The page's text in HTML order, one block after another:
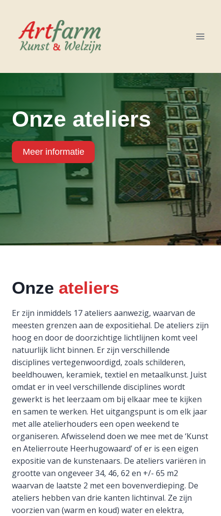
inhoud
Onze ateliers
Meer informatie
Onze ateliers
Er zijn inmiddels 17 ateliers aanwezig, waarvan de
meesten grenzen aan de expositiehal. De ateliers zijn
hoog en door de doorzichtige lichtlijnen komt veel
natuurlijk licht binnen. Er zijn verschillende
disciplines vertegenwoordigd, zoals schilderen,
beeldhouwen, keramiek, textiel en metaalkunst. Juist
omdat er in veel verschillende disciplines wordt
gewerkt is het leerzaam om bij elkaar mee te kijken
en samen te werken. Het uitgangspunt is om elk jaar
met alle atelierhouders een open weekend te
organiseren. Afwisselend doen we mee met de ‘Kunst
en Atelierroute Heerhugowaard’ of er is een eigen
expositie van de kunstenaars. De ateliers variëren in
grootte van ongeveer 34, 46, 62 en +/- 65 m2
waarvan de laatste 2 met een bovenverdieping. De
ateliers hebben van drie kanten lichtinval. Ze zijn
voorzien van (warm en koud) water en elektra,